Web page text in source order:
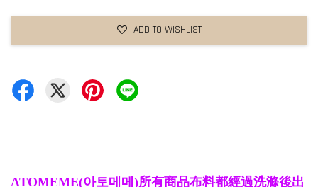
ADD TO WISHLIST
ATOMEME(아토메메)所有商品布料都經過洗滌後出